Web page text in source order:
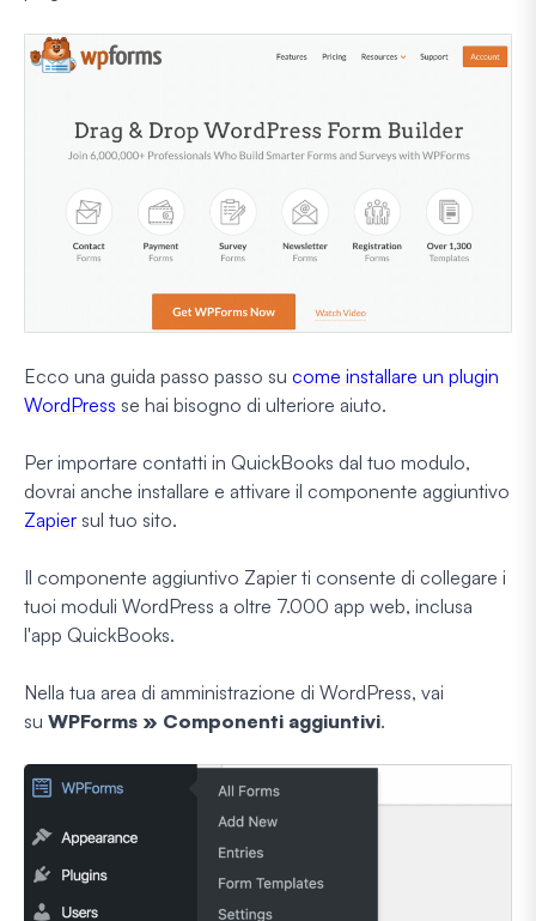
Ecco una guida passo passo su come installare un plugin
WordPress se hai bisogno di ulteriore aiuto.
Per importare contatti in QuickBooks dal tuo modulo,
dovrai anche installare e attivare il componente aggiuntivo
Zapier sul tuo sito.
Il componente aggiuntivo Zapier ti consente di collegare i
tuoi moduli WordPress a oltre 7.000 app web, inclusa
l'app QuickBooks.
Nella tua area di amministrazione di WordPress, vai
su WPForms » Componenti aggiuntivi.